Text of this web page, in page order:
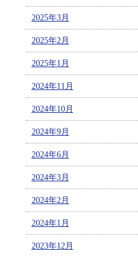
2025年3月
2025年2月
2025年1月
2024年11月
2024年10月
2024年9月
2024年6月
2024年3月
2024年2月
2024年1月
2023年12月